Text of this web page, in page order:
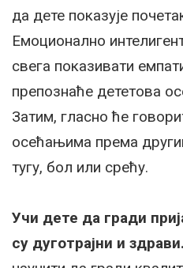
да дете показује
Емоционално
свега показивати
препознаће дететова
Затим, гласно ће
осећањима према
тугу, бол или срећу.
Учи дете да гради
су дуготрајни и здрави.